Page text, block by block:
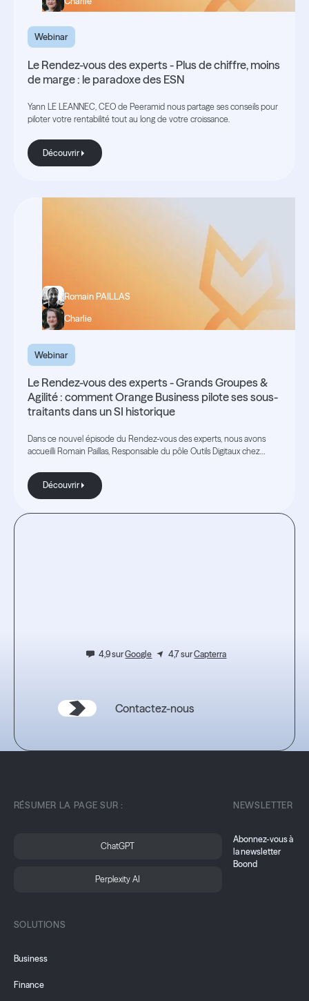
Webinar
Le Rendez-vous des experts - Plus de chiffre, moins
de marge : le paradoxe des ESN
Yann LE LEANNEC, CEO de Peeramid nous partage ses conseils pour
piloter votre rentabilité tout au long de votre croissance.
Découvrir
Découvrir
Romain PAILLAS
Charlie
Webinar
Le Rendez-vous des experts - Grands Groupes &
Agilité : comment Orange Business pilote ses sous-
traitants dans un SI historique
Dans ce nouvel épisode du Rendez-vous des experts, nous avons
accueilli Romain Paillas, Responsable du pôle Outils Digitaux chez
Découvrir
Découvrir
4,9 surGoogle 4,7 surCapterra
Contactez-nous
RÉSUMER LA PAGE SUR :
ChatGPT
Perplexity AI
SOLUTIONS
Business
Finance
NEWSLETTER
Abonnez-vous à
la newsletter
Boond